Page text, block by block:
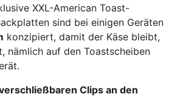
XXL-American Toast-
sind bei einigen Geräten
konzipiert, damit der Käse bleibt,
nämlich auf den Toastscheiben
Clips an den